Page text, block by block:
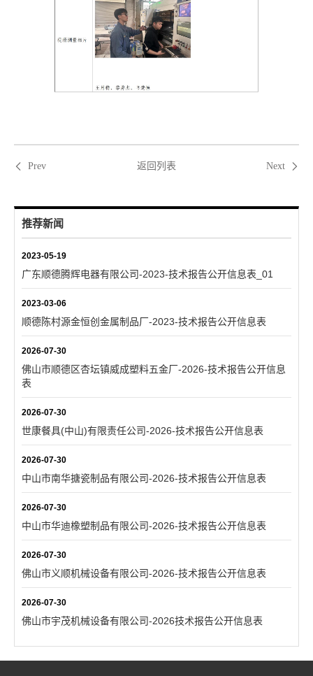
Prev 返回列表 Next
推荐新闻
2023-05-19
广东顺德腾辉电器有限公司-2023-技术报告公开信息表_01
2023-03-06
顺德陈村源金恒创金属制品厂-2023-技术报告公开信息表
2026-07-30
佛山市顺德区杏坛镇威成塑料五金厂-2026-技术报告公开信息
表
2026-07-30
世康餐具(中山)有限责任公司-2026-技术报告公开信息表
2026-07-30
中山市南华搪瓷制品有限公司-2026-技术报告公开信息表
2026-07-30
中山市华迪橡塑制品有限公司-2026-技术报告公开信息表
2026-07-30
佛山市义顺机械设备有限公司-2026-技术报告公开信息表
2026-07-30
佛山市宇茂机械设备有限公司-2026技术报告公开信息表